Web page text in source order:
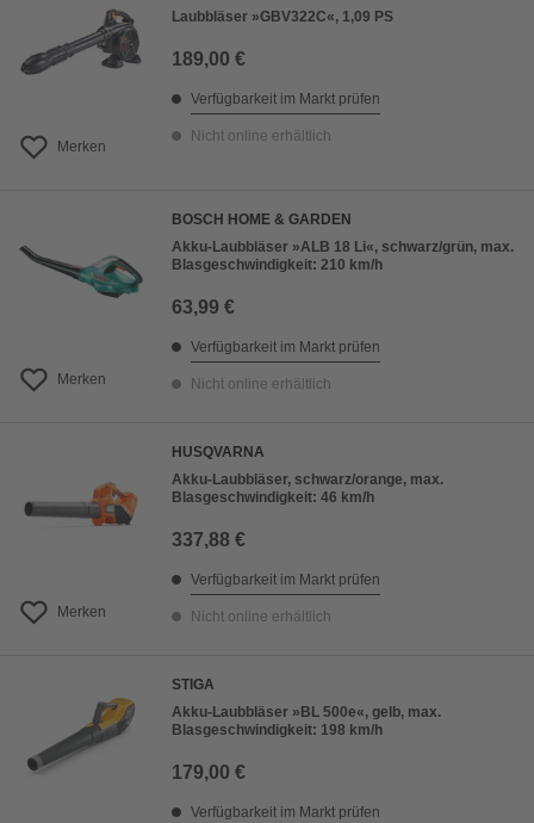
Merken
Laubbläser »GBV322C«, 1,09 PS
189,00 €
Verfügbarkeit im Markt prüfen
Nicht online erhältlich
Merken
BOSCH HOME & GARDEN
Akku-Laubbläser »ALB 18 Li«, schwarz/grün, max.
Blasgeschwindigkeit: 210 km/h
63,99 €
Verfügbarkeit im Markt prüfen
Nicht online erhältlich
Merken
HUSQVARNA
Akku-Laubbläser, schwarz/orange, max.
Blasgeschwindigkeit: 46 km/h
337,88 €
Verfügbarkeit im Markt prüfen
Nicht online erhältlich
STIGA
Akku-Laubbläser »BL 500e«, gelb, max.
Blasgeschwindigkeit: 198 km/h
179,00 €
Verfügbarkeit im Markt prüfen